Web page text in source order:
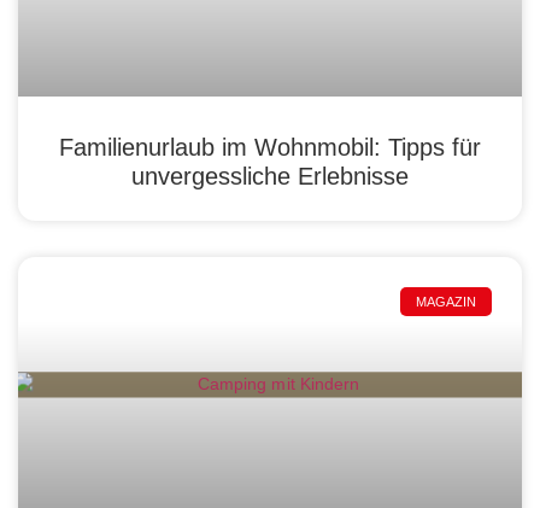
Familienurlaub im Wohnmobil: Tipps für
unvergessliche Erlebnisse
MAGAZIN